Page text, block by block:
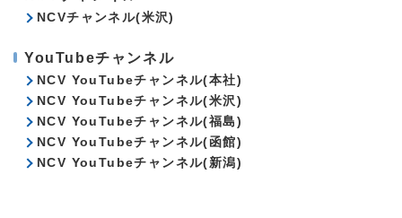
NCVチャンネル(米沢)
YouTubeチャンネル
NCV YouTubeチャンネル(本社)
NCV YouTubeチャンネル(米沢)
NCV YouTubeチャンネル(福島)
NCV YouTubeチャンネル(函館)
NCV YouTubeチャンネル(新潟)